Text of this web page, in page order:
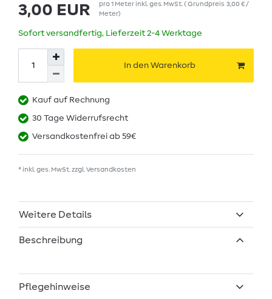
3,00 EUR pro1 Meter inkl. ges. MwSt.( Grundpreis 3,00 € /
Meter)
Sofort versandfertig, Lieferzeit 2-4 Werktage
In den Warenkorb
Kauf auf Rechnung
30 Tage Widerrufsrecht
Versandkostenfrei ab 59€
* inkl. ges. MwSt. zzgl.Versandkosten
Weitere Details
Beschreibung
Pflegehinweise